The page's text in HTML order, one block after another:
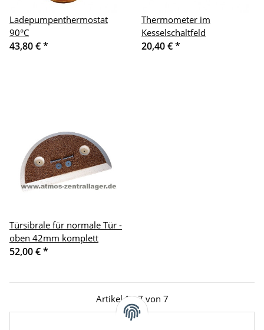
Ladepumpenthermostat
90°C
43,80 €*
Thermometer im
Kesselschaltfeld
20,40 €*
Türsibrale für normale Tür -
oben 42mm komplett
52,00 €*
Artikel 1 - 7 von 7